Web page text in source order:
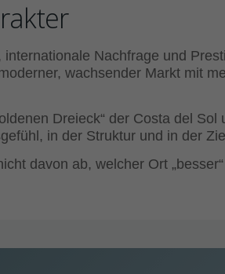
Nachfrage und
wachsender Markt mit
Dreieck“ der Costa del
in der Struktur und in der
davon ab, welcher Ort